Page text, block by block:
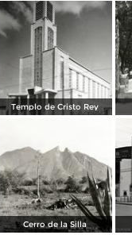
Templo de Cristo Rey
Cerro de la Silla